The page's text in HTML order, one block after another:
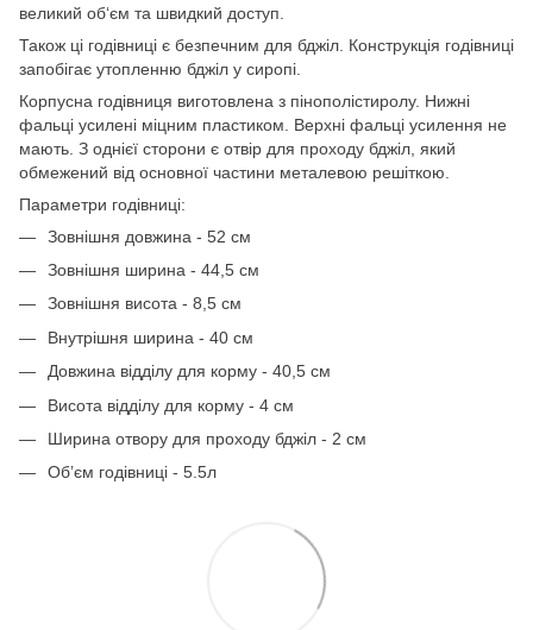
великий об‘єм та швидкий доступ.
Також ці годівниці є безпечним для бджіл. Конструкція годівниці
запобігає утопленню бджіл у сиропі.
Корпусна годівниця виготовлена з пінополістиролу. Нижні
фальці усилені міцним пластиком. Верхні фальці усилення не
мають. З однієї сторони є отвір для проходу бджіл, який
обмежений від основної частини металевою решіткою.
Параметри годівниці:
Зовнішня довжина - 52 см
Зовнішня ширина - 44,5 см
Зовнішня висота - 8,5 см
Внутрішня ширина - 40 см
Довжина відділу для корму - 40,5 см
Висота відділу для корму - 4 см
Ширина отвору для проходу бджіл - 2 см
Об’єм годівниці - 5.5л